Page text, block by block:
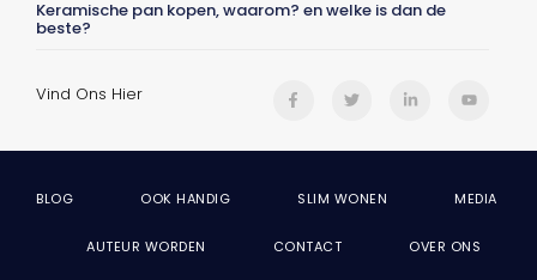
Keramische pan kopen, waarom? en welke is dan de
beste?
Vind Ons Hier
BLOG OOK HANDIG SLIM WONEN MEDIA
AUTEUR WORDEN CONTACT OVER ONS